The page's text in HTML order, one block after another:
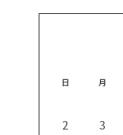
日 月
2
3